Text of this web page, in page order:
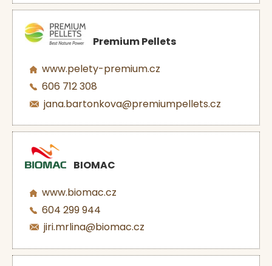
Premium Pellets
www.pelety-premium.cz
606 712 308
jana.bartonkova@premiumpellets.cz
BIOMAC
www.biomac.cz
604 299 944
jiri.mrlina@biomac.cz